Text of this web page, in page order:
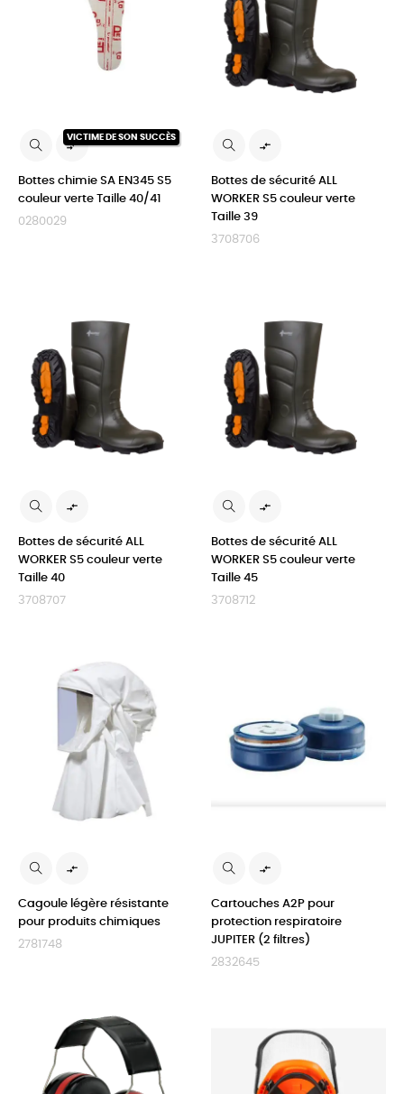
VICTIME DE SON SUCCÈS

Bottes chimie SA EN345 S5
couleur verte Taille 40/41
0280029

Bottes de sécurité ALL
WORKER S5 couleur verte
Taille 39
3708706

Bottes de sécurité ALL
WORKER S5 couleur verte
Taille 40
3708707

Bottes de sécurité ALL
WORKER S5 couleur verte
Taille 45
3708712

Cagoule légère résistante
pour produits chimiques
2781748

Cartouches A2P pour
protection respiratoire
JUPITER (2 filtres)
2832645